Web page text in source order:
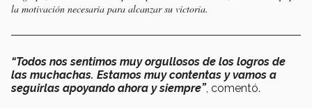
la motivación necesaria para alcanzar su victoria.
“Todos nos sentimos muy orgullosos de los logros de
las muchachas. Estamos muy contentas y vamos a
seguirlas apoyando ahora y siempre”, comentó.